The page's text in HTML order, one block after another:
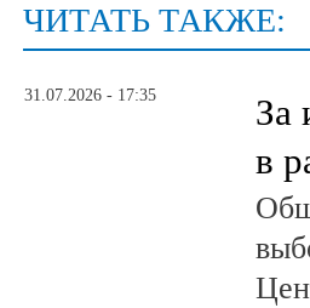
ЧИТАТЬ ТАКЖЕ:
31.07.2026 - 17:35
За
в